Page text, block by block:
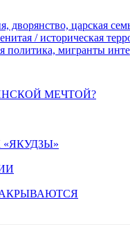
дворянство, царская
/ историческая
политика, мигранты
МЕЧТОЙ?